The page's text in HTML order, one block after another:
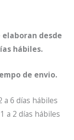
elaboran desde
hábiles.
de envio.
a 6 días hábiles
a 2 días hábiles